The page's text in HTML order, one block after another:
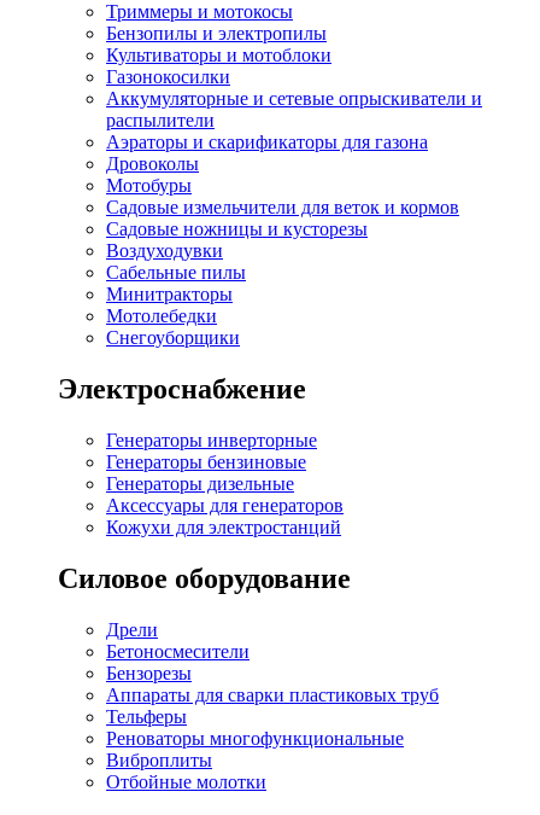
Триммеры и мотокосы
Бензопилы и электропилы
Культиваторы и мотоблоки
Газонокосилки
Аккумуляторные и сетевые опрыскиватели и
распылители
Аэраторы и скарификаторы для газона
Дровоколы
Мотобуры
Садовые измельчители для веток и кормов
Садовые ножницы и кусторезы
Воздуходувки
Сабельные пилы
Минитракторы
Мотолебедки
Снегоуборщики
Электроснабжение
Генераторы инверторные
Генераторы бензиновые
Генераторы дизельные
Аксессуары для генераторов
Кожухи для электростанций
Силовое оборудование
Дрели
Бетоносмесители
Бензорезы
Аппараты для сварки пластиковых труб
Тельферы
Реноваторы многофункциональные
Виброплиты
Отбойные молотки